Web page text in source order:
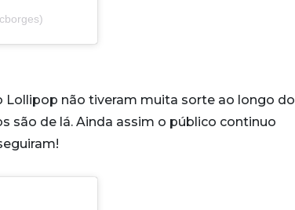
não tiveram muita sorte ao longo do
são de lá. Ainda assim o público continuo